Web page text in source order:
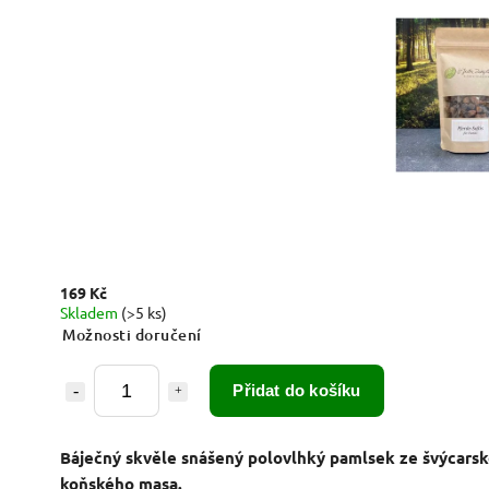
169 Kč
Skladem (>5 ks)
Možnosti doručení
Přidat do košíku
Báječný skvěle snášený polovlhký pamlsek ze
koňského masa.